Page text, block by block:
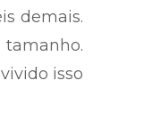
demais.
isso